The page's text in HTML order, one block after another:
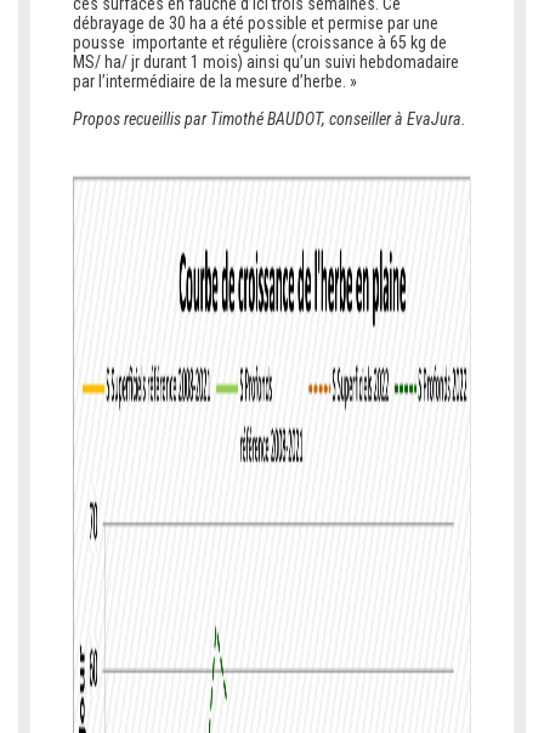
ces surfaces en fauche d’ici trois semaines. Ce
débrayage de 30 ha a été possible et permise par une
pousse importante et régulière (croissance à 65 kg de
MS/ ha/ jr durant 1 mois) ainsi qu’un suivi hebdomadaire
par l’intermédiaire de la mesure d’herbe. »
Propos recueillis par Timothé BAUDOT, conseiller à EvaJura.